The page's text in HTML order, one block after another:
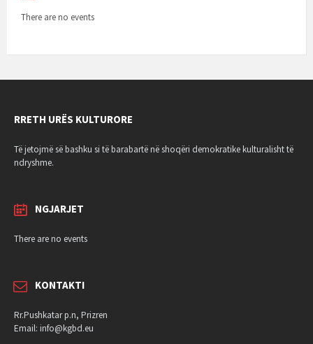
There are no events
RRETH URËS KULTURORE
Të jetojmë së bashku si të barabartë në shoqëri demokratike kulturalisht të
ndryshme.
NGJARJET
There are no events
KONTAKTI
Rr.Pushkatar p.n, Prizren
Email: info@kgbd.eu